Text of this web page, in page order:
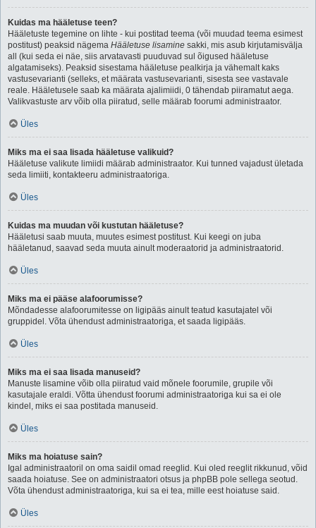
Kuidas ma hääletuse teen?
Hääletuste tegemine on lihte - kui postitad teema (või muudad teema esimest
postitust) peaksid nägema Hääletuse lisamine sakki, mis asub kirjutamisvälja
all (kui seda ei näe, siis arvatavasti puuduvad sul õigused hääletuse
algatamiseks). Peaksid sisestama hääletuse pealkirja ja vähemalt kaks
vastusevarianti (selleks, et määrata vastusevarianti, sisesta see vastavale
reale. Hääletusele saab ka määrata ajalimiidi, 0 tähendab piiramatut aega.
Valikvastuste arv võib olla piiratud, selle määrab foorumi administraator.
Üles
Miks ma ei saa lisada hääletuse valikuid?
Hääletuse valikute limiidi määrab administraator. Kui tunned vajadust ületada
seda limiiti, kontakteeru administraatoriga.
Üles
Kuidas ma muudan või kustutan hääletuse?
Hääletusi saab muuta, muutes esimest postitust. Kui keegi on juba
hääletanud, saavad seda muuta ainult moderaatorid ja administraatorid.
Üles
Miks ma ei pääse alafoorumisse?
Mõndadesse alafoorumitesse on ligipääs ainult teatud kasutajatel või
gruppidel. Võta ühendust administraatoriga, et saada ligipääs.
Üles
Miks ma ei saa lisada manuseid?
Manuste lisamine võib olla piiratud vaid mõnele foorumile, grupile või
kasutajale eraldi. Võtta ühendust foorumi administraatoriga kui sa ei ole
kindel, miks ei saa postitada manuseid.
Üles
Miks ma hoiatuse sain?
Igal administraatoril on oma saidil omad reeglid. Kui oled reeglit rikkunud, võid
saada hoiatuse. See on administraatori otsus ja phpBB pole sellega seotud.
Võta ühendust administraatoriga, kui sa ei tea, mille eest hoiatuse said.
Üles